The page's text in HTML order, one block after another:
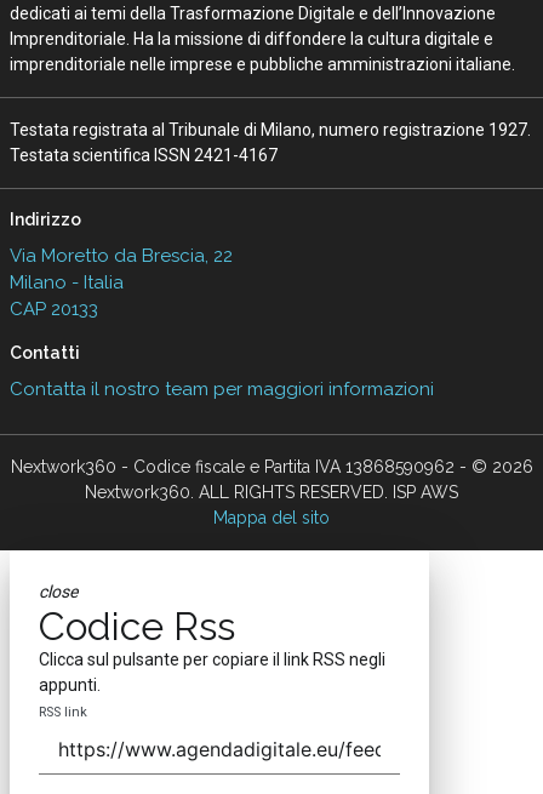
dedicati ai temi della Trasformazione Digitale e dell’Innovazione
Imprenditoriale. Ha la missione di diffondere la cultura digitale e
imprenditoriale nelle imprese e pubbliche amministrazioni italiane.
Testata registrata al Tribunale di Milano, numero registrazione 1927.
Testata scientifica ISSN 2421-4167
Indirizzo
Via Moretto da Brescia, 22
Milano - Italia
CAP 20133
Contatti
Contatta il nostro team per maggiori informazioni
Nextwork360 - Codice fiscale e Partita IVA 13868590962 - © 2026
Nextwork360. ALL RIGHTS RESERVED. ISP AWS
Mappa del sito
close
Codice Rss
Clicca sul pulsante per copiare il link RSS negli
appunti.
RSS link